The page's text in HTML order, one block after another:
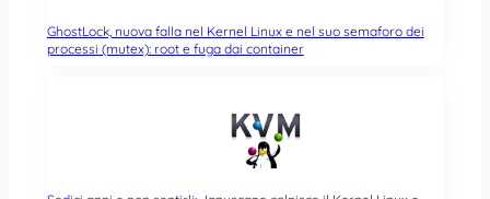
GhostLock, nuova falla nel Kernel Linux e nel suo semaforo dei
processi (mutex): root e fuga dai container